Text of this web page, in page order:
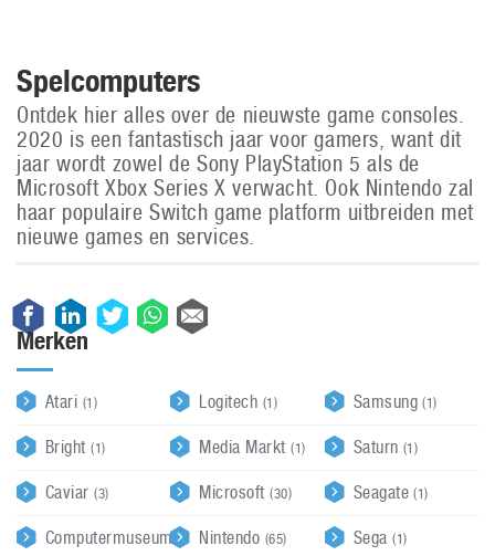
Spelcomputers
Ontdek hier alles over de nieuwste game consoles.
2020 is een fantastisch jaar voor gamers, want dit
jaar wordt zowel de Sony PlayStation 5 als de
Microsoft Xbox Series X verwacht. Ook Nintendo zal
haar populaire Switch game platform uitbreiden met
nieuwe games en services.
Merken
Atari (1)
Bright(1)
Caviar(3)
Computermuseum
Logitech (1)
Media Markt(1)
Microsoft(30)
Nintendo (65)
Samsung(1)
Saturn(1)
Seagate(1)
Sega(1)